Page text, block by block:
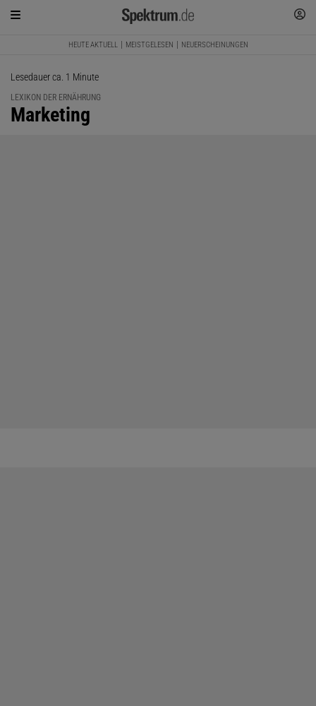
HEUTE AKTUELL MEISTGELESEN NEUERSCHEINUNGEN
Lesedauer ca. 1 Minute
LEXIKON DER ERNÄHRUNG
:
Marketing